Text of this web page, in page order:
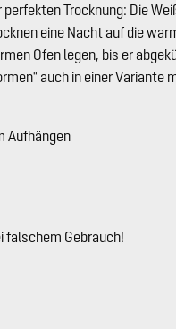
Trocknung: Die
eine Nacht auf die
Ofen legen, bis er
auch in einer Variante
Aufhängen
falschem Gebrauch!